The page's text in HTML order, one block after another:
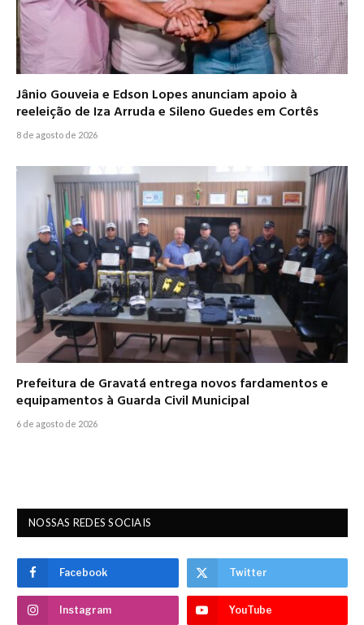
Jânio Gouveia e Edson Lopes anunciam apoio à
reeleição de Iza Arruda e Sileno Guedes em Cortês
8 de agosto de 2026
Prefeitura de Gravatá entrega novos fardamentos e
equipamentos à Guarda Civil Municipal
6 de agosto de 2026
NOSSAS REDES SOCIAIS
Facebook Twitter
Instagram YouTube